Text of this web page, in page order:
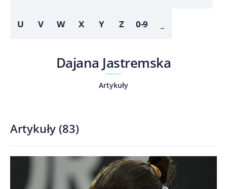
U V W X Y Z 0-9
Dajana Jastremska
Artykuły
Artykuły (83)